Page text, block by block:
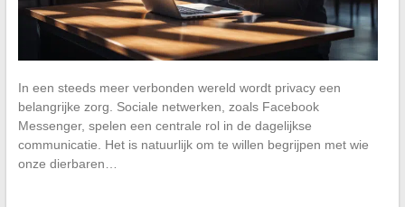
In een steeds meer verbonden wereld wordt privacy een
belangrijke zorg. Sociale netwerken, zoals Facebook
Messenger, spelen een centrale rol in de dagelijkse
communicatie. Het is natuurlijk om te willen begrijpen met wie
onze dierbaren…